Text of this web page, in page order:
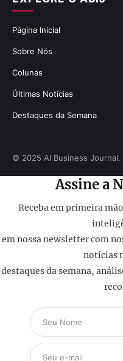
Página Inicial
Sobre Nós
Colunas
Últimas Notícias
Destaques da Semana
© 2025 AI Business
Assine a
Receba em primeira
em nossa newsletter com
notícias
destaques da semana,